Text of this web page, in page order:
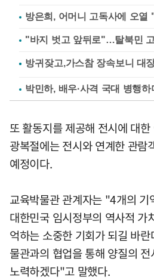
방은희, 어머니 고독사에 오열
"바지 벗고 앞뒤로"…탈북민
박민하, 배우·사격 국대 병행
또 활동지를 제공해 전시에 대
광복절에는 전시와 연계한 관람
예정이다.
교육박물관 관계자는 "4개의 기
대한민국 임시정부의 역사적 가
억하는 소중한 기회가 되길 바
물관과의 협업을 통해 양질의
노력하겠다"고 말했다.